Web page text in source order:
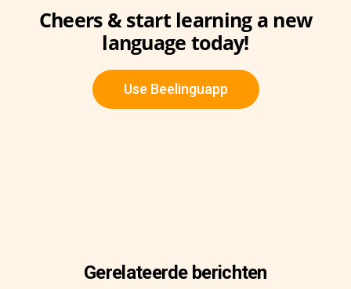
Cheers & start learning a new
language today!
Use Beelinguapp
Gerelateerde berichten